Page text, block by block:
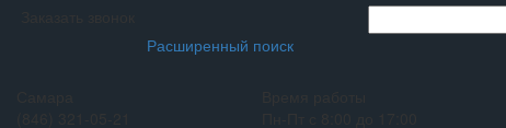
Расширенный поиск